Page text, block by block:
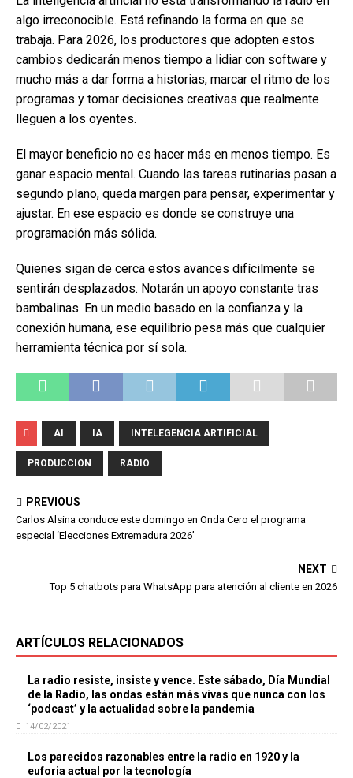
algo irreconocible. Está refinando la forma en que se
trabaja. Para 2026, los productores que adopten estos
cambios dedicarán menos tiempo a lidiar con software y
mucho más a dar forma a historias, marcar el ritmo de los
programas y tomar decisiones creativas que realmente
lleguen a los oyentes.
El mayor beneficio no es hacer más en menos tiempo. Es
ganar espacio mental. Cuando las tareas rutinarias pasan a
segundo plano, queda margen para pensar, experimentar y
ajustar. En ese espacio es donde se construye una
programación más sólida.
Quienes sigan de cerca estos avances difícilmente se
sentirán desplazados. Notarán un apoyo constante tras
bambalinas. En un medio basado en la confianza y la
conexión humana, ese equilibrio pesa más que cualquier
herramienta técnica por sí sola.
AI IA INTELEGENCIA ARTIFICIAL
PRODUCCION RADIO
PREVIOUS
Carlos Alsina conduce este domingo en Onda Cero el programa
especial ‘Elecciones Extremadura 2026’
NEXT
Top 5 chatbots para WhatsApp para atención al cliente en 2026
ARTÍCULOS RELACIONADOS
La radio resiste, insiste y vence. Este sábado, Día Mundial
de la Radio, las ondas están más vivas que nunca con los
‘podcast’ y la actualidad sobre la pandemia
14/02/2021
Los parecidos razonables entre la radio en 1920 y la
euforia actual por la tecnología